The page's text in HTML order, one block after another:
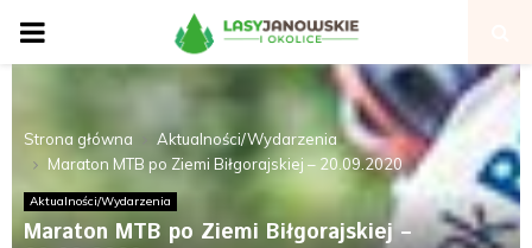
P
M
Strona główna
Aktualności/Wydarzenia
Maraton MTB po Ziemi Biłgorajskiej – 20.09.2020
Aktualności/Wydarzenia
Maraton MTB po Ziemi Biłgorajskiej –